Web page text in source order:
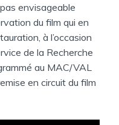
envisageable
du film qui en
à l’occasion
de la Recherche
au MAC/VAL
en circuit du film